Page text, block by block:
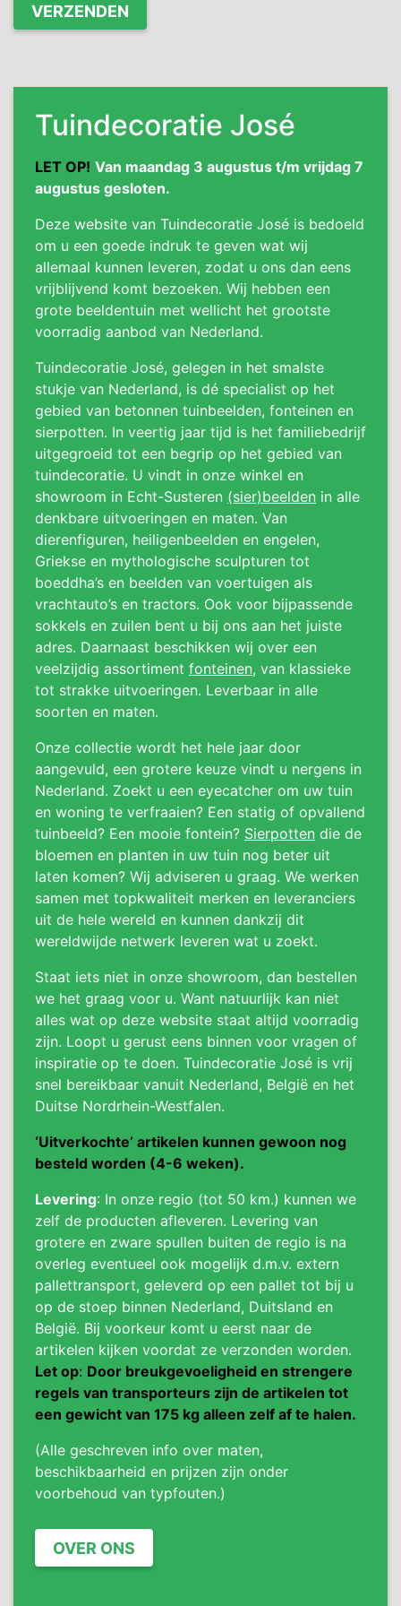
Tuindecoratie José
LET OP! Van maandag 3 augustus t/m vrijdag 7
augustus gesloten.
Deze website van Tuindecoratie José is bedoeld
om u een goede indruk te geven wat wij
allemaal kunnen leveren, zodat u ons dan eens
vrijblijvend komt bezoeken. Wij hebben een
grote beeldentuin met wellicht het grootste
voorradig aanbod van Nederland.
Tuindecoratie José, gelegen in het smalste
stukje van Nederland, is dé specialist op het
gebied van betonnen tuinbeelden, fonteinen en
sierpotten. In veertig jaar tijd is het familiebedrijf
uitgegroeid tot een begrip op het gebied van
tuindecoratie. U vindt in onze winkel en
showroom in Echt-Susteren (sier)beelden in alle
denkbare uitvoeringen en maten. Van
dierenfiguren, heiligenbeelden en engelen,
Griekse en mythologische sculpturen tot
boeddha’s en beelden van voertuigen als
vrachtauto’s en tractors. Ook voor bijpassende
sokkels en zuilen bent u bij ons aan het juiste
adres. Daarnaast beschikken wij over een
veelzijdig assortiment fonteinen, van klassieke
tot strakke uitvoeringen. Leverbaar in alle
soorten en maten.
Onze collectie wordt het hele jaar door
aangevuld, een grotere keuze vindt u nergens in
Nederland. Zoekt u een eyecatcher om uw tuin
en woning te verfraaien? Een statig of opvallend
tuinbeeld? Een mooie fontein? Sierpotten die de
bloemen en planten in uw tuin nog beter uit
laten komen? Wij adviseren u graag. We werken
samen met topkwaliteit merken en leveranciers
uit de hele wereld en kunnen dankzij dit
wereldwijde netwerk leveren wat u zoekt.
Staat iets niet in onze showroom, dan bestellen
we het graag voor u. Want natuurlijk kan niet
alles wat op deze website staat altijd voorradig
zijn. Loopt u gerust eens binnen voor vragen of
inspiratie op te doen. Tuindecoratie José is vrij
snel bereikbaar vanuit Nederland, België en het
Duitse Nordrhein-Westfalen.
‘Uitverkochte’ artikelen kunnen gewoon nog
besteld worden (4-6 weken).
Levering: In onze regio (tot 50 km.) kunnen we
zelf de producten afleveren. Levering van
grotere en zware spullen buiten de regio is na
overleg eventueel ook mogelijk d.m.v. extern
pallettransport, geleverd op een pallet tot bij u
op de stoep binnen Nederland, Duitsland en
België. Bij voorkeur komt u eerst naar de
artikelen kijken voordat ze verzonden worden.
Let op: Door breukgevoeligheid en strengere
regels van transporteurs zijn de artikelen tot
een gewicht van 175 kg alleen zelf af te halen.
(Alle geschreven info over maten,
beschikbaarheid en prijzen zijn onder
voorbehoud van typfouten.)
OVER ONS